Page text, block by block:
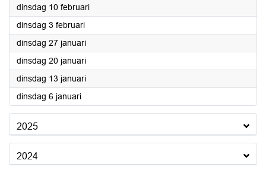
dinsdag 10 februari2026
dinsdag 3 februari2026
dinsdag 27 januari2026
dinsdag 20 januari2026
dinsdag 13 januari2026
dinsdag 6 januari2026
2025
2024